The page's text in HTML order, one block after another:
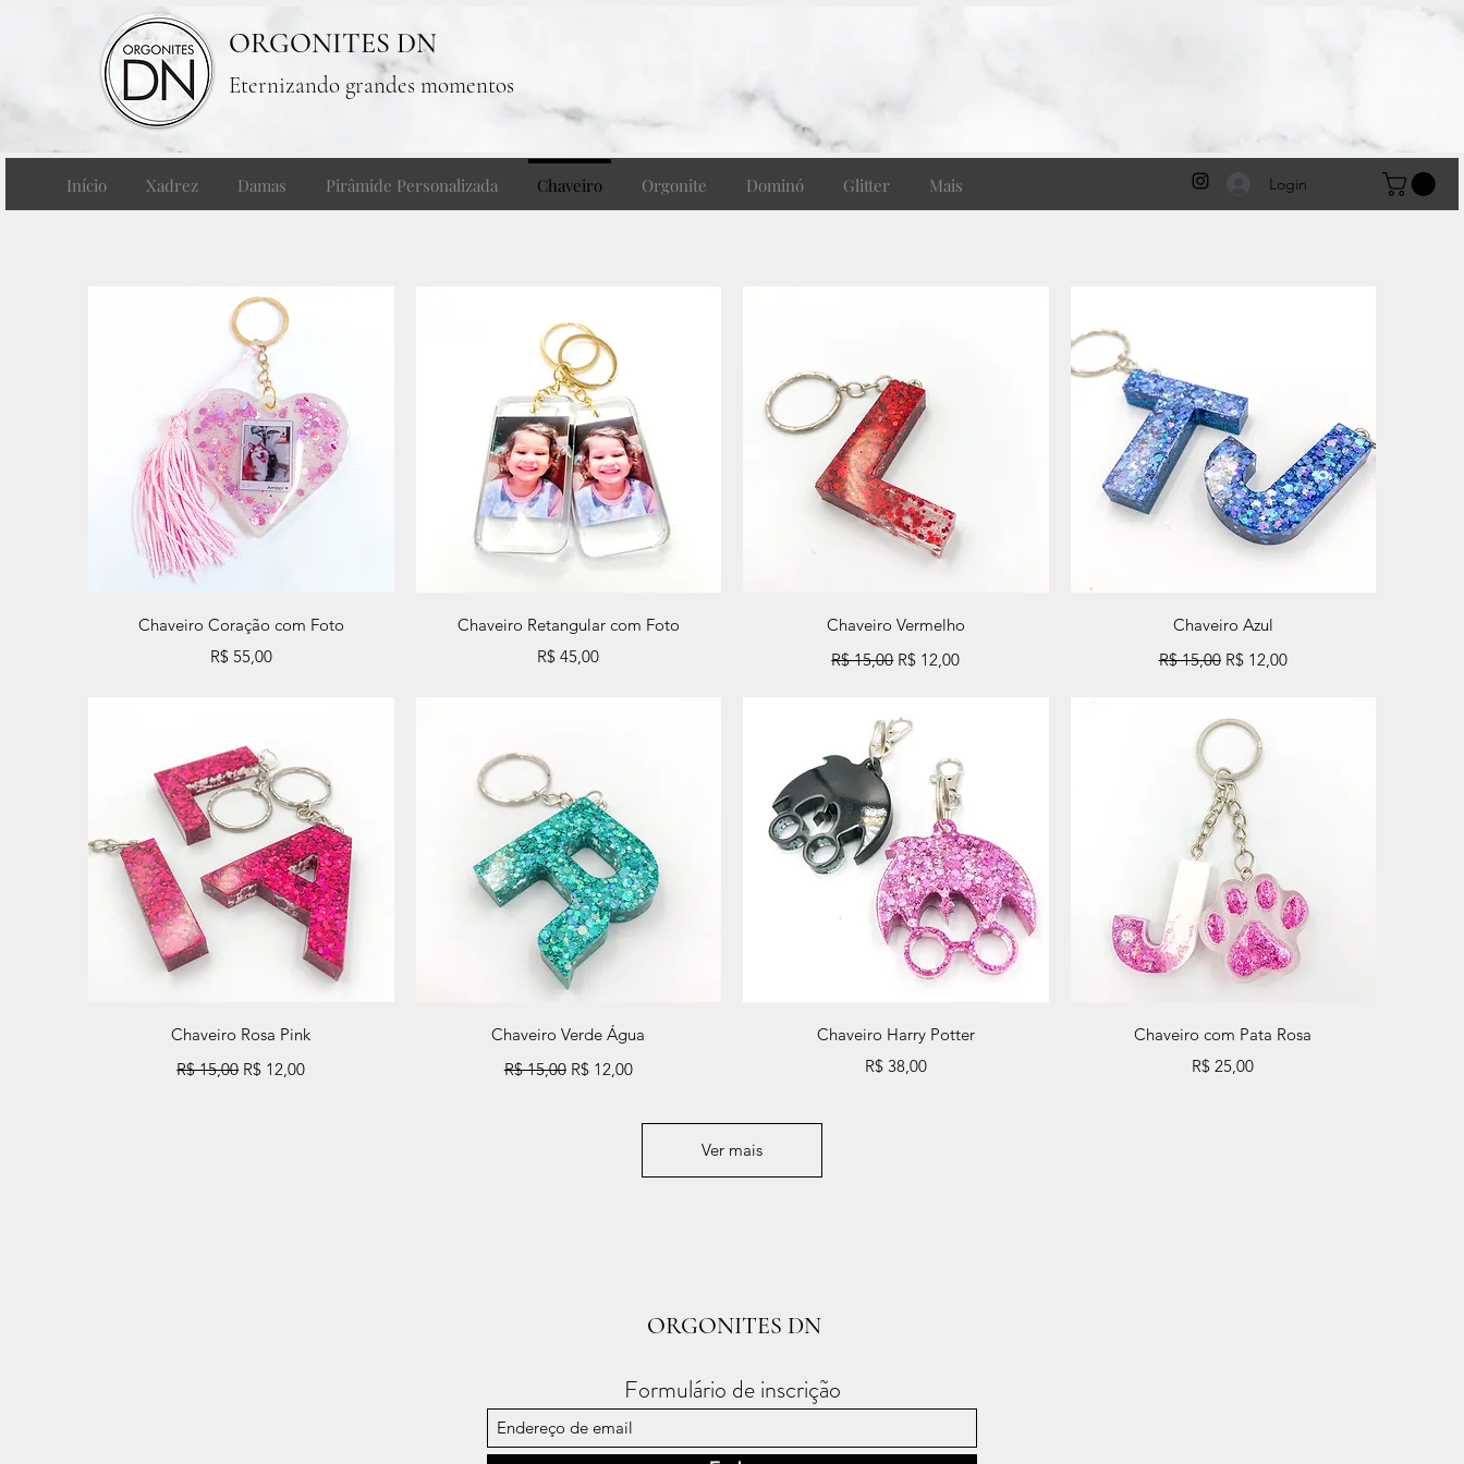
ORGONITES DN
Eternizando grandes momentos
Login
Início Xadrez Damas Pirâmide Personalizada Chaveiro Orgonite Dominó Glitter Mais
Visualização rápida
Chaveiro Coração com Foto
Preço
R$ 55,00
Visualização rápida
Chaveiro Retangular com Foto
Preço
R$ 45,00
Visualização rápida
Chaveiro Vermelho
Preço normal
R$ 15,00 Preço promocional
R$ 12,00
Visualização rápida
Chaveiro Azul
Preço normal
R$ 15,00 Preço promocional
R$ 12,00
Visualização rápida
Chaveiro Rosa Pink
Preço normal
R$ 15,00 Preço promocional
R$ 12,00
Visualização rápida
Chaveiro Verde Água
Preço normal
R$ 15,00 Preço promocional
R$ 12,00
Visualização rápida
Chaveiro Harry Potter
Preço
R$ 38,00
Visualização rápida
Chaveiro com Pata Rosa
Preço
R$ 25,00
Ver mais
ORGONITES DN
Formulário de inscrição